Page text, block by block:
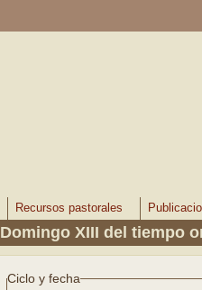
Recursos pastorales
Domingo XIII del tiempo
Ciclo y fecha